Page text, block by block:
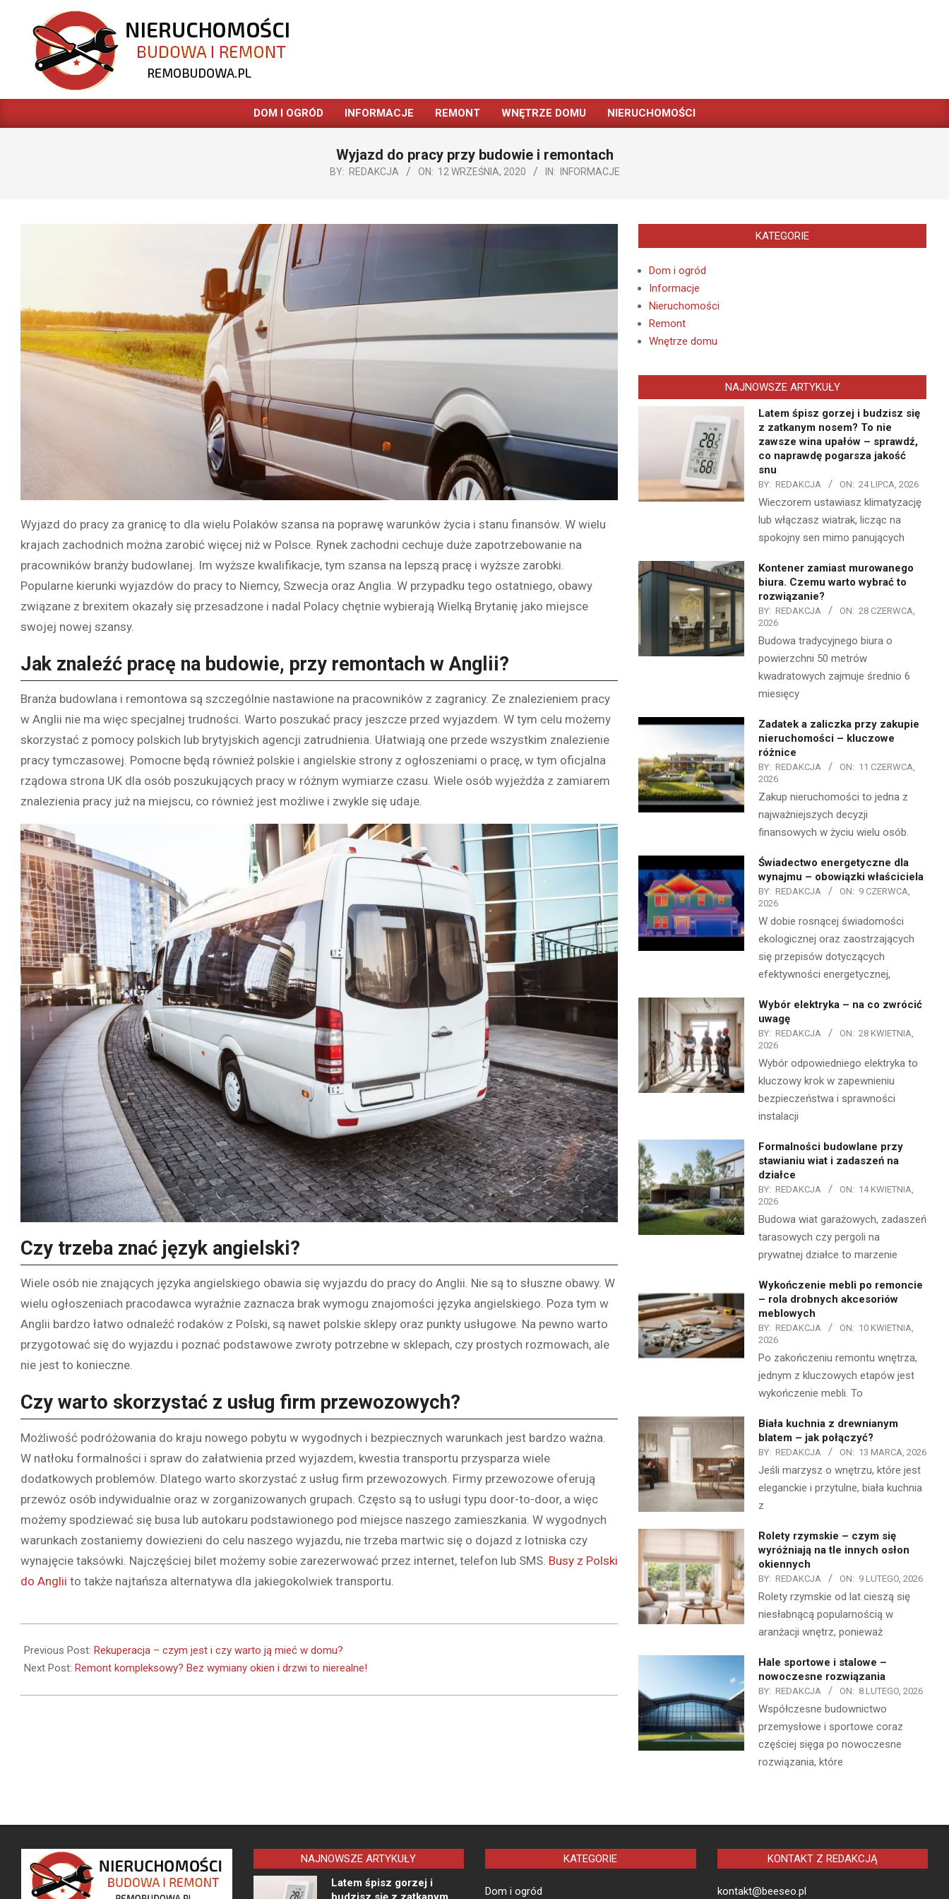
content
REMOBUDOWA.PL
Primary
Menu
DOM I OGRÓD INFORMACJE REMONT WNĘTRZE DOMU NIERUCHOMOŚCI
Wyjazd do pracy przy budowie i remontach
BY: REDAKCJA ON: 12 WRZEŚNIA, 2020 IN: INFORMACJE
Wyjazd do pracy za granicę to dla wielu Polaków szansa na poprawę warunków życia i stanu finansów. W wielu
krajach zachodnich można zarobić więcej niż w Polsce. Rynek zachodni cechuje duże zapotrzebowanie na
pracowników branży budowlanej. Im wyższe kwalifikacje, tym szansa na lepszą pracę i wyższe zarobki.
Popularne kierunki wyjazdów do pracy to Niemcy, Szwecja oraz Anglia. W przypadku tego ostatniego, obawy
związane z brexitem okazały się przesadzone i nadal Polacy chętnie wybierają Wielką Brytanię jako miejsce
swojej nowej szansy.
Jak znaleźć pracę na budowie, przy remontach w Anglii?
Branża budowlana i remontowa są szczególnie nastawione na pracowników z zagranicy. Ze znalezieniem pracy
w Anglii nie ma więc specjalnej trudności. Warto poszukać pracy jeszcze przed wyjazdem. W tym celu możemy
skorzystać z pomocy polskich lub brytyjskich agencji zatrudnienia. Ułatwiają one przede wszystkim znalezienie
pracy tymczasowej. Pomocne będą również polskie i angielskie strony z ogłoszeniami o pracę, w tym oficjalna
rządowa strona UK dla osób poszukujących pracy w różnym wymiarze czasu. Wiele osób wyjeżdża z zamiarem
znalezienia pracy już na miejscu, co również jest możliwe i zwykle się udaje.
Czy trzeba znać język angielski?
Wiele osób nie znających języka angielskiego obawia się wyjazdu do pracy do Anglii. Nie są to słuszne obawy. W
wielu ogłoszeniach pracodawca wyraźnie zaznacza brak wymogu znajomości języka angielskiego. Poza tym w
Anglii bardzo łatwo odnaleźć rodaków z Polski, są nawet polskie sklepy oraz punkty usługowe. Na pewno warto
przygotować się do wyjazdu i poznać podstawowe zwroty potrzebne w sklepach, czy prostych rozmowach, ale
nie jest to konieczne.
Czy warto skorzystać z usług firm przewozowych?
Możliwość podróżowania do kraju nowego pobytu w wygodnych i bezpiecznych warunkach jest bardzo ważna.
W natłoku formalności i spraw do załatwienia przed wyjazdem, kwestia transportu przysparza wiele
dodatkowych problemów. Dlatego warto skorzystać z usług firm przewozowych. Firmy przewozowe oferują
przewóz osób indywidualnie oraz w zorganizowanych grupach. Często są to usługi typu door-to-door, a więc
możemy spodziewać się busa lub autokaru podstawionego pod miejsce naszego zamieszkania. W wygodnych
warunkach zostaniemy dowiezieni do celu naszego wyjazdu, nie trzeba martwic się o dojazd z lotniska czy
wynajęcie taksówki. Najczęściej bilet możemy sobie zarezerwować przez internet, telefon lub SMS. Busy z Polski
do Anglii to także najtańsza alternatywa dla jakiegokolwiek transportu.
09-
12
Previous Post: Rekuperacja – czym jest i czy warto ją mieć w domu?
Next Post: Remont kompleksowy? Bez wymiany okien i drzwi to nierealne!
KATEGORIE
Dom i ogród
Informacje
Nieruchomości
Remont
Wnętrze domu
NAJNOWSZE ARTYKUŁY
Latem śpisz gorzej i budzisz się
z zatkanym nosem? To nie
zawsze wina upałów – sprawdź,
co naprawdę pogarsza jakość
snu
BY: REDAKCJA ON: 24 LIPCA, 2026
Wieczorem ustawiasz klimatyzację
lub włączasz wiatrak, licząc na
spokojny sen mimo panujących
Kontener zamiast murowanego
biura. Czemu warto wybrać to
rozwiązanie?
BY: REDAKCJA ON: 28 CZERWCA,
2026
Budowa tradycyjnego biura o
powierzchni 50 metrów
kwadratowych zajmuje średnio 6
miesięcy
Zadatek a zaliczka przy zakupie
nieruchomości – kluczowe
różnice
BY: REDAKCJA ON: 11 CZERWCA,
2026
Zakup nieruchomości to jedna z
najważniejszych decyzji
finansowych w życiu wielu osób.
Świadectwo energetyczne dla
wynajmu – obowiązki właściciela
BY: REDAKCJA ON: 9 CZERWCA,
2026
W dobie rosnącej świadomości
ekologicznej oraz zaostrzających
się przepisów dotyczących
efektywności energetycznej,
Wybór elektryka – na co zwrócić
uwagę
BY: REDAKCJA ON: 28 KWIETNIA,
2026
Wybór odpowiedniego elektryka to
kluczowy krok w zapewnieniu
bezpieczeństwa i sprawności
instalacji
Formalności budowlane przy
stawianiu wiat i zadaszeń na
działce
BY: REDAKCJA ON: 14 KWIETNIA,
2026
Budowa wiat garażowych, zadaszeń
tarasowych czy pergoli na
prywatnej działce to marzenie
Wykończenie mebli po remoncie
– rola drobnych akcesoriów
meblowych
BY: REDAKCJA ON: 10 KWIETNIA,
2026
Po zakończeniu remontu wnętrza,
jednym z kluczowych etapów jest
wykończenie mebli. To
Biała kuchnia z drewnianym
blatem – jak połączyć?
BY: REDAKCJA ON: 13 MARCA, 2026
Jeśli marzysz o wnętrzu, które jest
eleganckie i przytulne, biała kuchnia
z
Rolety rzymskie – czym się
wyróżniają na tle innych osłon
okiennych
BY: REDAKCJA ON: 9 LUTEGO, 2026
Rolety rzymskie od lat cieszą się
niesłabnącą popularnością w
aranżacji wnętrz, ponieważ
Hale sportowe i stalowe –
nowoczesne rozwiązania
BY: REDAKCJA ON: 8 LUTEGO, 2026
Współczesne budownictwo
przemysłowe i sportowe coraz
częściej sięga po nowoczesne
rozwiązania, które
NAJNOWSZE ARTYKUŁY
Latem śpisz gorzej i
KATEGORIE
Dom i ogród
KONTAKT Z REDAKCJĄ
kontakt@beeseo.pl